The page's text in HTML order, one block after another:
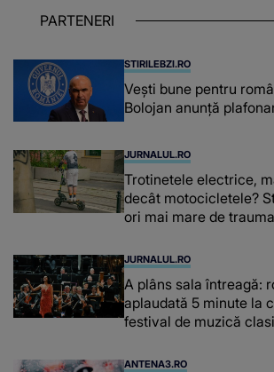
chiar și după trecerea
PARTENERI
STIRILEBZI.RO
Vești bune pentru
Bolojan anunță
JURNALUL.RO
Trotinetele electrice,
decât motocicletele?
ori mai mare de
JURNALUL.RO
A plâns sala întreagă:
aplaudată 5 minute la
festival de muzică
ANTENA3.RO